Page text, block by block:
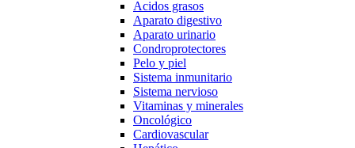
Acidos grasos
Aparato digestivo
Aparato urinario
Condroprotectores
Pelo y piel
Sistema inmunitario
Sistema nervioso
Vitaminas y minerales
Oncológico
Cardiovascular